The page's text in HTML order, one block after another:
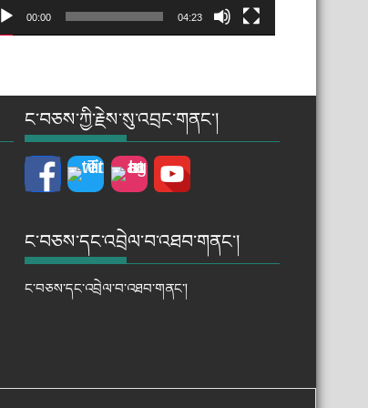
00:00 04:23
ང་བཅས་ཀྱི་རྗེས་སུ་འབྲང་གནང་།
ང་བཅས་དང་འབྲེལ་བ་འཐབ་གནང་།
ང་བཅས་དང་འབྲེལ་བ་འཐབ་གནང་།